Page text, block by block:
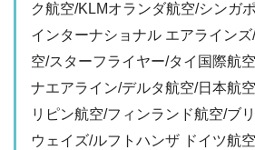
ク航空/KLMオランダ航空/シンガ
インターナショナル エアライン
空/スターフライヤー/タイ国際航
ナエアライン/デルタ航空/日本航
リピン航空/フィンランド航空/ブ
ウェイズ/ルフトハンザ ドイツ航空